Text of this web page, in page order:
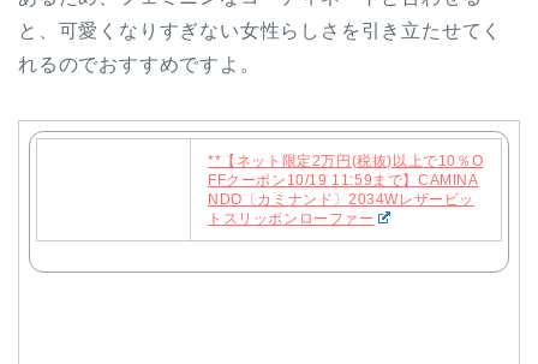
と、可愛くなりすぎない女性らしさを引き立たせてく
れるのでおすすめですよ。
**【ネット限定2万円(税抜)以上で10％O
FFクーポン10/19 11:59まで】CAMINA
NDO〔カミナンド〕2034Wレザービッ
トスリッポンローファー